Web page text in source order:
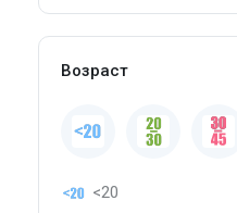
Возраст
<20